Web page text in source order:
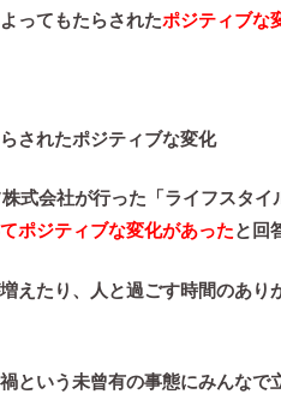
ってもたらされたポジティブな
されたポジティブな変化
式会社が行った「ライフスタイ
ポジティブな変化があったと回
えたり、人と過ごす時間のあり
という未曾有の事態にみんなで